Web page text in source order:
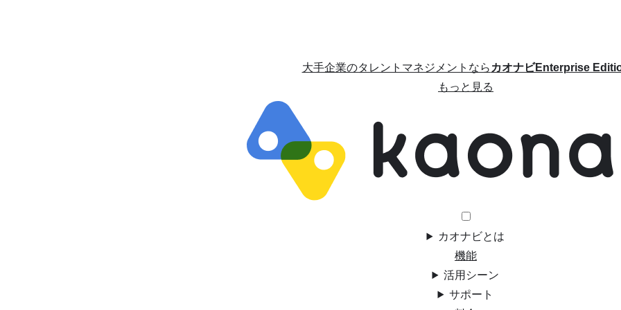
大手企業のタレントマネジメントならカオナビEnterprise
もっと見る
カオナビとは
機能
活用シーン
サポート